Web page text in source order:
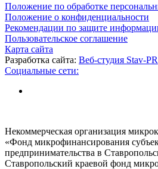
Положение по обработке
Положение о конфиденциальности
Рекомендации по защите
Пользовательское соглашение
Карта сайта
Разработка сайта: Веб-студия Stav-PR
Социальные сети:
Некоммерческая организация
«Фонд микрофинансирования
предпринимательства в
Ставропольский краевой фонд